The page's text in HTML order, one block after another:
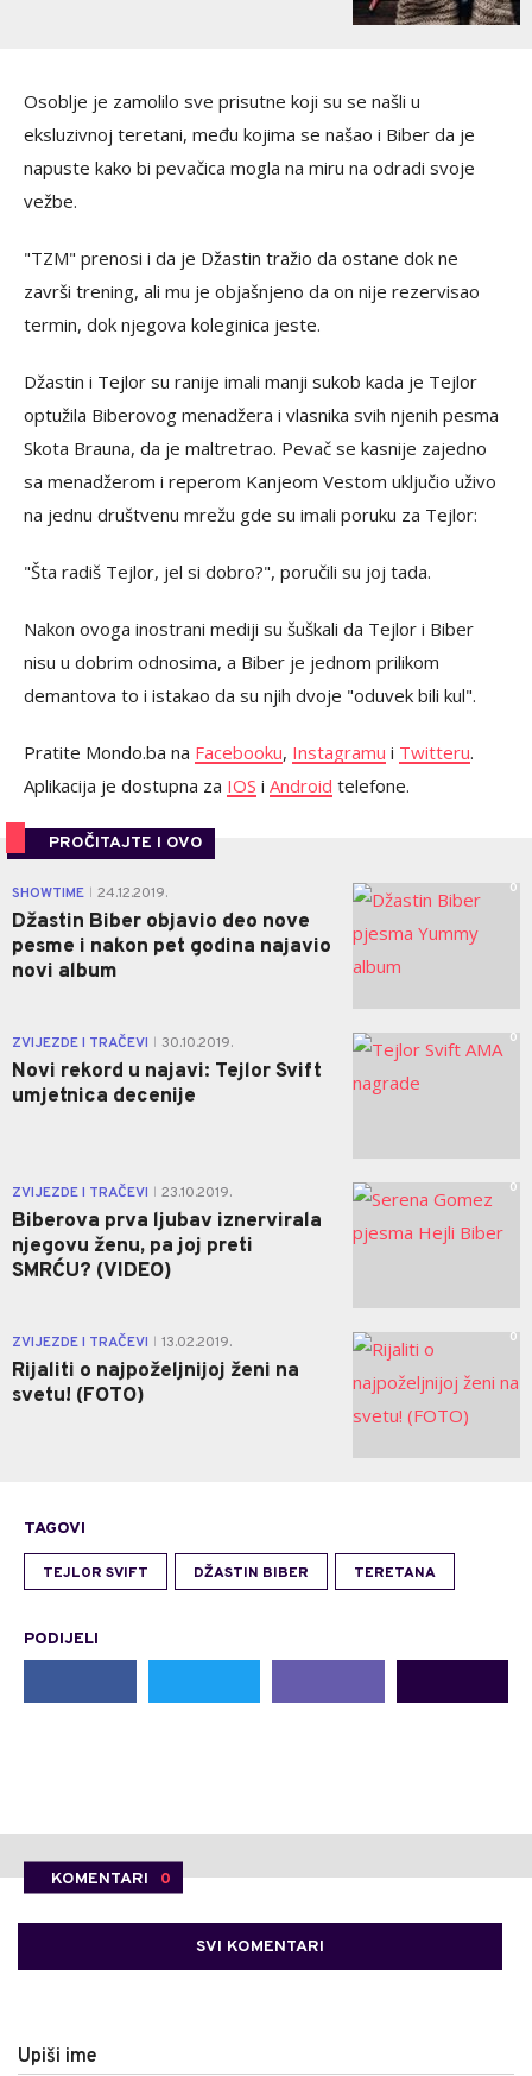
Osoblje je zamolilo sve prisutne koji su se našli u
eksluzivnoj teretani, među kojima se našao i Biber da je
napuste kako bi pevačica mogla na miru na odradi svoje
vežbe.
"TZM" prenosi i da je Džastin tražio da ostane dok ne
završi trening, ali mu je objašnjeno da on nije rezervisao
termin, dok njegova koleginica jeste.
Džastin i Tejlor su ranije imali manji sukob kada je Tejlor
optužila Biberovog menadžera i vlasnika svih njenih pesma
Skota Brauna, da je maltretrao. Pevač se kasnije zajedno
sa menadžerom i reperom Kanjeom Vestom uključio uživo
na jednu društvenu mrežu gde su imali poruku za Tejlor:
"Šta radiš Tejlor, jel si dobro?", poručili su joj tada.
Nakon ovoga inostrani mediji su šuškali da Tejlor i Biber
nisu u dobrim odnosima, a Biber je jednom prilikom
demantova to i istakao da su njih dvoje "oduvek bili kul".
Pratite Mondo.ba na Facebooku, Instagramu i Twitteru.
Aplikacija je dostupna za IOS i Android telefone.
PROČITAJTE I OVO
SHOWTIME 24.12.2019.
Džastin Biber objavio deo nove
pesme i nakon pet godina najavio
novi album
0
ZVIJEZDE I TRAČEVI 30.10.2019.
Novi rekord u najavi: Tejlor Svift
umjetnica decenije
0
ZVIJEZDE I TRAČEVI 23.10.2019.
Biberova prva ljubav iznervirala
njegovu ženu, pa joj preti
SMRĆU? (VIDEO)
0
ZVIJEZDE I TRAČEVI 13.02.2019.
Rijaliti o najpoželjnijoj ženi na
svetu! (FOTO)
0
TAGOVI
TEJLOR SVIFT DŽASTIN BIBER TERETANA
PODIJELI
KOMENTARI 0
SVI KOMENTARI
Upiši ime